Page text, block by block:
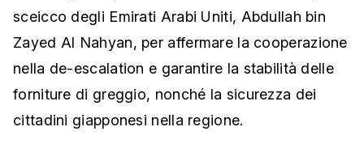
sceicco degli Emirati Arabi Uniti, Abdullah bin
Zayed Al Nahyan, per affermare la cooperazione
nella de-escalation e garantire la stabilità delle
forniture di greggio, nonché la sicurezza dei
cittadini giapponesi nella regione.